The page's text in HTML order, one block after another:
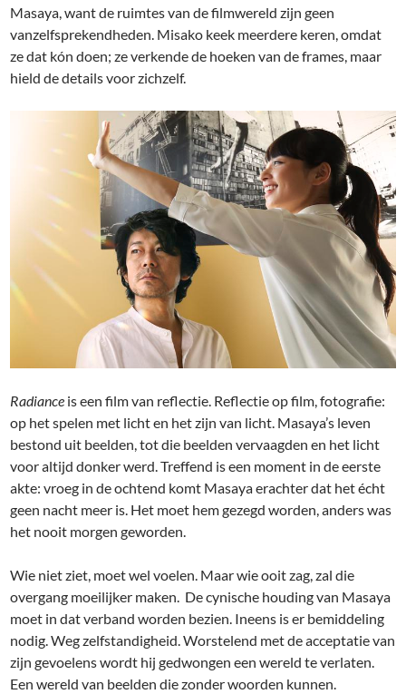
Masaya, want de ruimtes van de filmwereld zijn geen
vanzelfsprekendheden. Misako keek meerdere keren, omdat
ze dat kón doen; ze verkende de hoeken van de frames, maar
hield de details voor zichzelf.
Radiance is een film van reflectie. Reflectie op film, fotografie:
op het spelen met licht en het zijn van licht. Masaya’s leven
bestond uit beelden, tot die beelden vervaagden en het licht
voor altijd donker werd. Treffend is een moment in de eerste
akte: vroeg in de ochtend komt Masaya erachter dat het écht
geen nacht meer is. Het moet hem gezegd worden, anders was
het nooit morgen geworden.
Wie niet ziet, moet wel voelen. Maar wie ooit zag, zal die
overgang moeilijker maken. De cynische houding van Masaya
moet in dat verband worden bezien. Ineens is er bemiddeling
nodig. Weg zelfstandigheid. Worstelend met de acceptatie van
zijn gevoelens wordt hij gedwongen een wereld te verlaten.
Een wereld van beelden die zonder woorden kunnen.